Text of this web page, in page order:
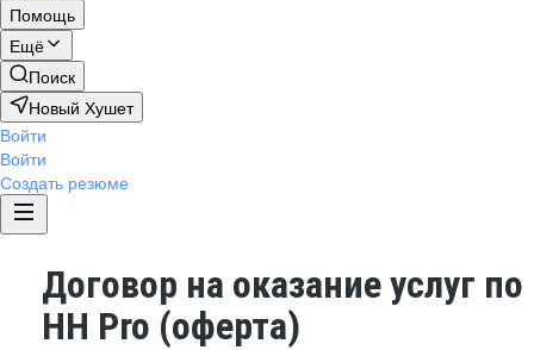
Помощь
Ещё
Поиск
Новый Хушет
Войти
Войти
Создать резюме
Договор на оказание услуг
HH Pro (оферта)